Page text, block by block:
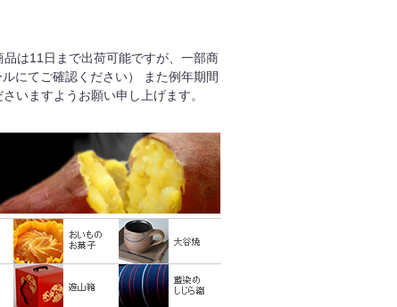
は11日まで出荷可能ですが、一部商
にてご確認ください） また例年期間
いますようお願い申し上げます。